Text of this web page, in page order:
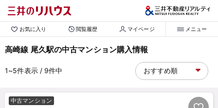
お気に入り 閲覧履歴 マイページ メニュー
高崎線 尾久駅の中古マンション購入情報
1~5件表示/ 9件中
中古マンション